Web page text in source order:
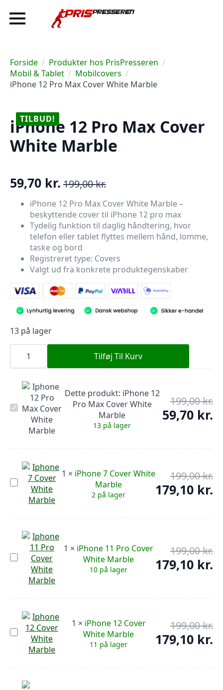
Forside
Produkter hos PrisPresseren
Mobil & Tablet
Mobilcovers
iPhone 12 Pro Max Cover White Marble
TILBUD!
iPhone 12 Pro Max Cover
White Marble
199,00kr.
Den
oprindelige
pris
var:
199,00 kr..
59,70 kr.
Den
aktuelle
pris
59,70 kr..
iPhone 12 Pro Max Cover White Marble –
beskyttende cover til iPhone 12 pro max
Tydelig funktion til daglig håndtering, hvor
telefon eller tablet flyttes mellem hånd, lomme,
taske og bord
Registreret type: Covers
Valgt ud fra konkrete produktegenskaber
13 på lager
iPhone
Max
Cover
White
Marble
antal
Tilføj Til Kurv
iPhone
12
White
Dette produkt: iPhone 12
Pro Max Cover White
Marble
13 på lager
199,00kr.
59,70 kr.
iPhone
7
Cover
White
1 × iPhone 7 Cover White
Marble
2 på lager
199,00kr.
179,10 kr.
er:
iPhone
11
Cover
Marble
1 × iPhone 11 Pro Cover
White Marble
10 på lager
199,00kr.
179,10 kr.
iPhone
12
Cover
White
1 × iPhone 12 Cover
White Marble
11 på lager
199,00kr.
179,10 kr.
er: